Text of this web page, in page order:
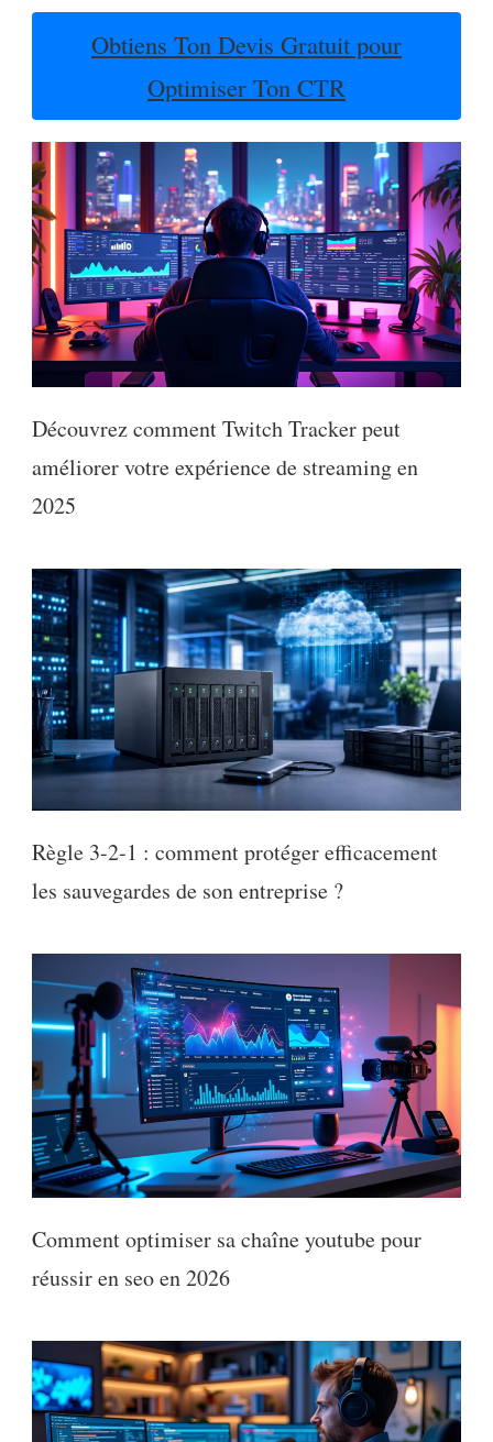
Obtiens Ton Devis Gratuit pour
Optimiser Ton CTR
Découvrez comment Twitch Tracker peut
améliorer votre expérience de streaming en
2025
Règle 3-2-1 : comment protéger efficacement
les sauvegardes de son entreprise ?
Comment optimiser sa chaîne youtube pour
réussir en seo en 2026